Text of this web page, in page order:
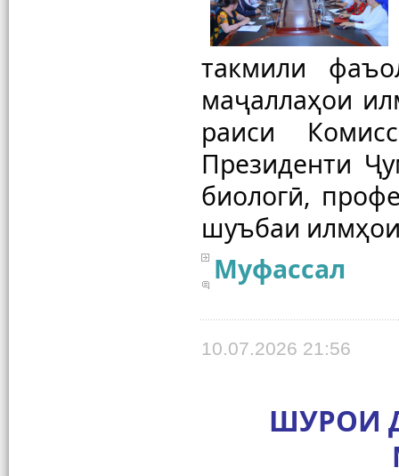
такмили
маҷаллаҳои
раиси
Президенти
биологӣ,
Муфассал
10.07.2026 21:56
ШУРОИ